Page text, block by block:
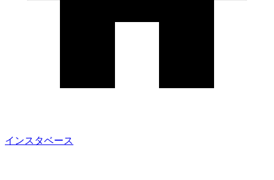
インスタベース